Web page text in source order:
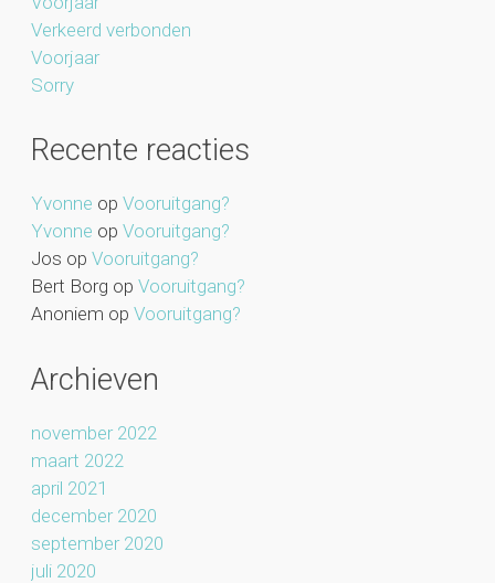
Verkeerd verbonden
Voorjaar
Sorry
Recente reacties
Yvonne op Vooruitgang?
Yvonne op Vooruitgang?
Jos op Vooruitgang?
Bert Borg op Vooruitgang?
Anoniem op Vooruitgang?
Archieven
november 2022
maart 2022
april 2021
december 2020
september 2020
juli 2020